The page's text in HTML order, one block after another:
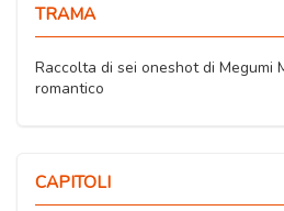
TRAMA
Raccolta di sei oneshot di Megumi
romantico
CAPITOLI